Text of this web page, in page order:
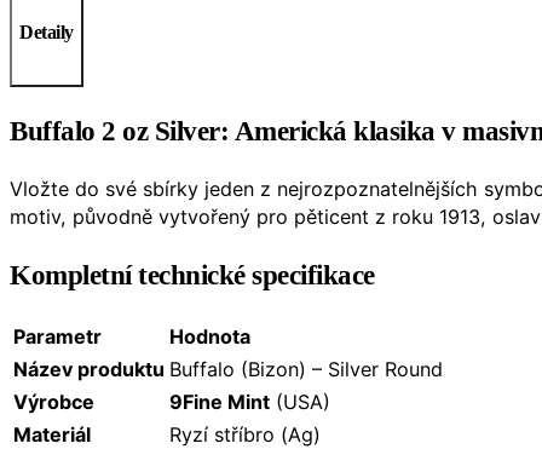
Detaily
Buffalo 2 oz Silver: Americká klasika v
Vložte do své sbírky jeden z nejrozpoznatelnějších
motiv, původně vytvořený pro pěticent z roku 1913,
Kompletní technické specifikace
Parametr
Hodnota
Název produktu Buffalo (Bizon) – Silver Round
Výrobce
9Fine Mint (USA)
Materiál
Ryzí stříbro (Ag)